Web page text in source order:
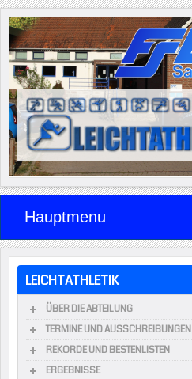
Hauptmenu
LEICHTATHLETIK
ÜBER DIE ABTEILUNG
TERMINE UND AUSSCHREIBUNGEN
REKORDE UND BESTENLISTEN
ERGEBNISSE